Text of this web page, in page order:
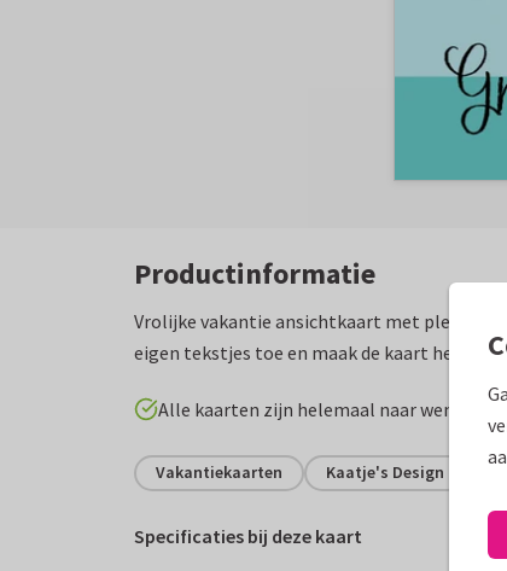
Productinformatie
Vrolijke vakantie ansichtkaart met plek voor
eigen tekstjes toe en maak de kaart
Alle kaarten zijn helemaal naar wens aan
Vakantiekaarten Kaatje's Design
Specificaties bij deze kaart